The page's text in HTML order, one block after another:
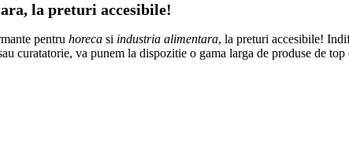
la preturi accesibile!
pentru horeca si industria alimentara, la preturi accesibile!
curatatorie, va punem la dispozitie o gama larga de produse de